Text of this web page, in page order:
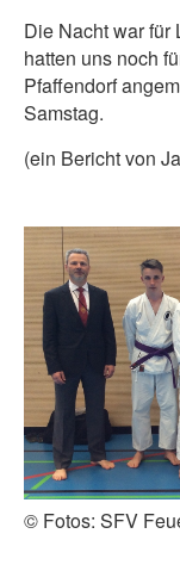
Die Nacht war für
hatten uns noch
Pfaffendorf
Samstag.
(ein Bericht von
© Fotos: SFV